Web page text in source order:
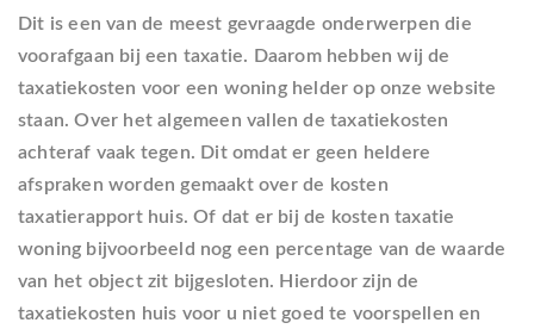
Dit is een van de meest gevraagde onderwerpen die
voorafgaan bij een taxatie. Daarom hebben wij de
taxatiekosten voor een woning helder op onze website
staan. Over het algemeen vallen de taxatiekosten
achteraf vaak tegen. Dit omdat er geen heldere
afspraken worden gemaakt over de kosten
taxatierapport huis. Of dat er bij de kosten taxatie
woning bijvoorbeeld nog een percentage van de waarde
van het object zit bijgesloten. Hierdoor zijn de
taxatiekosten huis voor u niet goed te voorspellen en